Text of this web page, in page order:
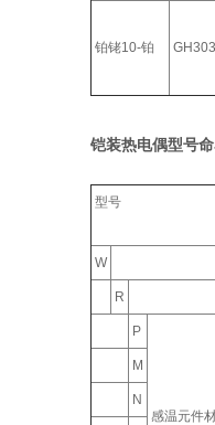
铂铑10-铂
铠装热电偶型号
型号
W
R
P
感温元件
M
N